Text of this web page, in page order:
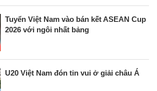
Tuyển Việt Nam vào bán kết ASEAN Cup
2026 với ngôi nhất bảng
U20 Việt Nam đón tin vui ở giải châu Á